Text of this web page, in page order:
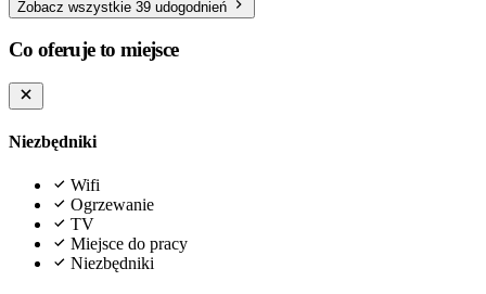
Zobacz wszystkie 39 udogodnień
Co oferuje to miejsce
Niezbędniki
Wifi
Ogrzewanie
TV
Miejsce do pracy
Niezbędniki